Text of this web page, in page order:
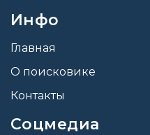
Инфо
Главная
О поисковике
Контакты
Соцмедиа